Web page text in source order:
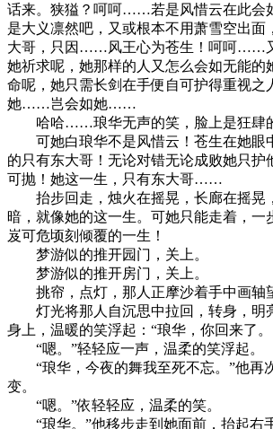
话来。狭獈？呵呵……若是风惜云在此
是大义凛然吧，又或根本不用萧雪空出面
大哥，只因……风王心为苍生！呵呵……
她祈求呢，她那样的人又怎么会如无能的
命呢，她只需长剑在手便自可护得重视之
她……岂会如她……
哈哈……琅华无声的笑，脸上是狂肆的
可她白琅华不是风惜云！苍生在她眼
的只有东大哥！无论对错无论成败她只护
可抛！她这一生，只有东大哥……
抬步回走，烛火在摇晃，长廊在摇晃
暗，就像她的这一生。可她只能走着，
岌可危顷刻倾覆的一生！
梦游似的推开园门，关上。
梦游似的推开房门，关上。
挑帘，点灯，那人正摩沙着手中画轴
灯光将那人自沉思中拉回，转身，明
身上，温暖的笑浮起：“琅华，你回来了。
“嗯。”轻轻应一声，温柔的笑浮起。
“琅华，今夜的舞我至死不忘。”他再
变。
“嗯。”依轻轻应，温柔的笑。
“琅华。”他移步走到她面前，抬起右